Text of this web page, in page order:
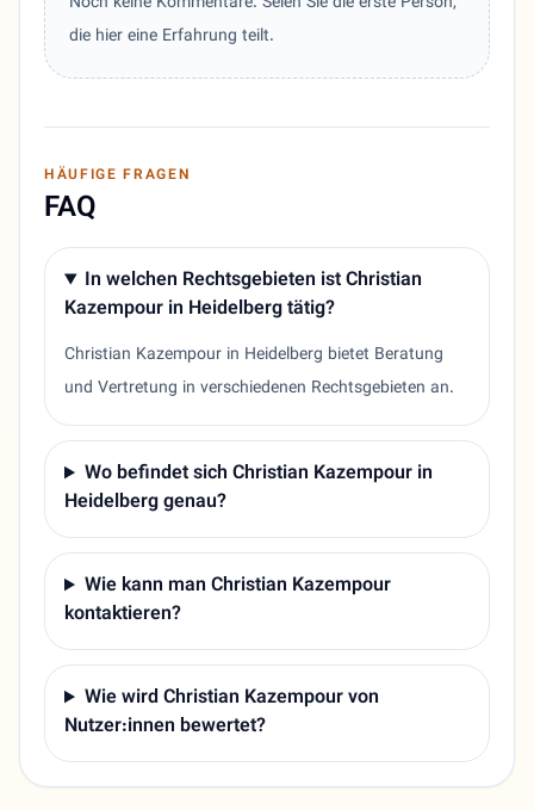
die hier eine Erfahrung teilt.
HÄUFIGE FRAGEN
FAQ
In welchen Rechtsgebieten ist Christian
Kazempour in Heidelberg tätig?
Christian Kazempour in Heidelberg bietet Beratung
und Vertretung in verschiedenen Rechtsgebieten an.
Wo befindet sich Christian Kazempour in
Heidelberg genau?
Wie kann man Christian Kazempour
kontaktieren?
Wie wird Christian Kazempour von
Nutzer:innen bewertet?